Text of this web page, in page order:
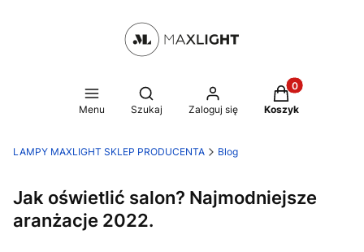
Menu
Otwórz wyszukiwarkę
Szukaj Zaloguj się
Produkty w
Koszyk
LAMPY MAXLIGHT SKLEP PRODUCENTA Blog
Jak oświetlić salon? Najmodniejsze
aranżacje 2022.